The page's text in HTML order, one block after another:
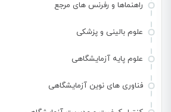
راهنماها و رفرنس های مرجع
علوم بالینی و پزشکی
علوم پایه آزمایشگاهی
فناوری های نوین آزمایشگاهی